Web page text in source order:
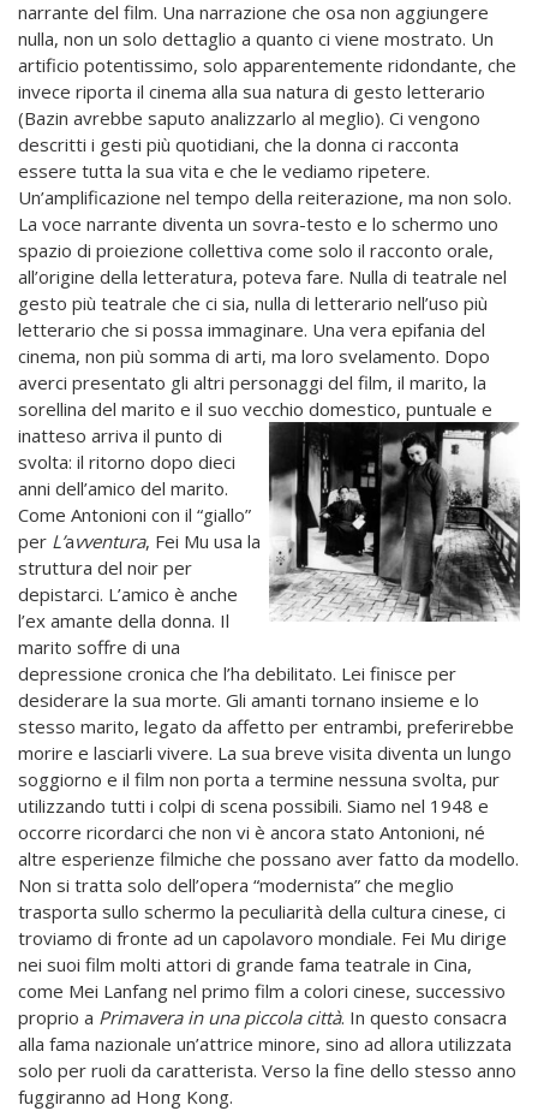
narrante del film. Una narrazione che osa non aggiungere
nulla, non un solo dettaglio a quanto ci viene mostrato. Un
artificio potentissimo, solo apparentemente ridondante, che
invece riporta il cinema alla sua natura di gesto letterario
(Bazin avrebbe saputo analizzarlo al meglio). Ci vengono
descritti i gesti più quotidiani, che la donna ci racconta
essere tutta la sua vita e che le vediamo ripetere.
Un’amplificazione nel tempo della reiterazione, ma non solo.
La voce narrante diventa un sovra-testo e lo schermo uno
spazio di proiezione collettiva come solo il racconto orale,
all’origine della letteratura, poteva fare. Nulla di teatrale nel
gesto più teatrale che ci sia, nulla di letterario nell’uso più
letterario che si possa immaginare. Una vera epifania del
cinema, non più somma di arti, ma loro svelamento. Dopo
averci presentato gli altri personaggi del film, il marito, la
sorellina del marito e il suo vecchio domestico, puntuale e
inatteso arriva il punto di
svolta: il ritorno dopo dieci
anni dell’amico del marito.
Come Antonioni con il “giallo”
per L’avventura, Fei Mu usa la
struttura del noir per
depistarci. L’amico è anche
l’ex amante della donna. Il
marito soffre di una
depressione cronica che l’ha debilitato. Lei finisce per
desiderare la sua morte. Gli amanti tornano insieme e lo
stesso marito, legato da affetto per entrambi, preferirebbe
morire e lasciarli vivere. La sua breve visita diventa un lungo
soggiorno e il film non porta a termine nessuna svolta, pur
utilizzando tutti i colpi di scena possibili. Siamo nel 1948 e
occorre ricordarci che non vi è ancora stato Antonioni, né
altre esperienze filmiche che possano aver fatto da modello.
Non si tratta solo dell’opera “modernista” che meglio
trasporta sullo schermo la peculiarità della cultura cinese, ci
troviamo di fronte ad un capolavoro mondiale. Fei Mu dirige
nei suoi film molti attori di grande fama teatrale in Cina,
come Mei Lanfang nel primo film a colori cinese, successivo
proprio a Primavera in una piccola città. In questo consacra
alla fama nazionale un’attrice minore, sino ad allora utilizzata
solo per ruoli da caratterista. Verso la fine dello stesso anno
fuggiranno ad Hong Kong.